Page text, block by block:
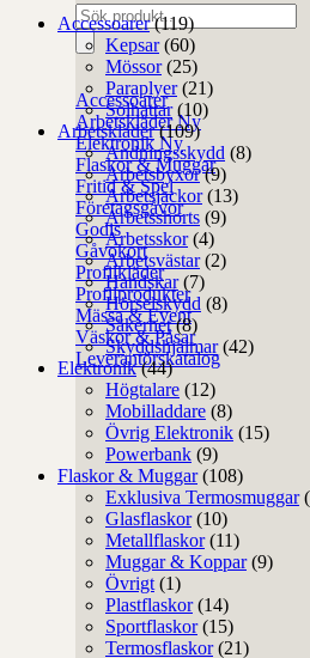
Produktsökning
Accessoarer
Arbetskläder
Elektronik
Flaskor & Muggar
Fritid & Spel
Företagsgåvor
Godis
Gåvokort
Profilkläder
Profilprodukter
Mässa & Event
Väskor & Påsar
Leverantörskatalog
Accessoarer (119)
Kepsar (60)
Mössor (25)
Paraplyer (21)
Solhattar (10)
Arbetskläder (109)
Andningsskydd (8)
Arbetsbyxor (9)
Arbetsjackor (13)
Arbetsshorts (9)
Arbetsskor (4)
Arbetsvästar (2)
Handskar (7)
Hörselskydd (8)
Säkerhet (8)
Skyddshjälmar (42)
Elektronik (44)
Högtalare (12)
Mobilladdare (8)
Övrig Elektronik (15)
Powerbank (9)
Flaskor & Muggar (108)
Exklusiva Termosmuggar
Glasflaskor (10)
Metallflaskor (11)
Muggar & Koppar (9)
Övrigt (1)
Plastflaskor (14)
Sportflaskor (15)
Termosflaskor (21)